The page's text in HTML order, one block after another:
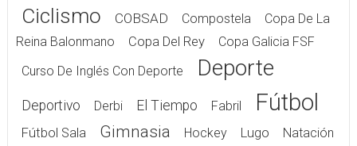
Ciclismo COBSAD Compostela
Copa De La
Reina Balonmano
Copa Del Rey
Copa Galicia FSF
Curso De Inglés Con Deporte
Deporte
Deportivo Derbi El Tiempo Fabril Fútbol
Fútbol Sala Gimnasia Hockey Lugo Natación